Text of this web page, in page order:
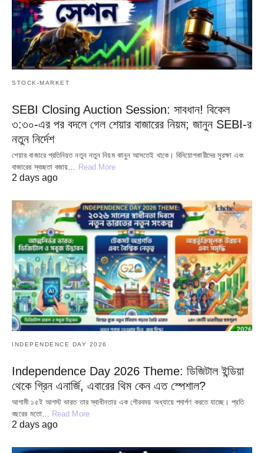
STOCK-MARKET
SEBI Closing Auction Session: সাবধান! বিকেল
৩:৩০-এর পর বদলে গেল শেয়ার বাজারের নিয়ম; জানুন SEBI-র
নতুন নির্দেশ
শেয়ার বাজারে প্রতিনিয়ত নতুন নতুন নিয়ম কানুন আসতেই থাকে। বিনিয়োগকারীদের সুরক্ষা এবং
বাজারের স্বচ্ছতা বজায়… Read More
2 days ago
INDEPENDENCE DAY 2026
Independence Day 2026 Theme: ডিজিটাল ইন্ডিয়া
থেকে গ্রিন এনার্জি, এবারের থিম কেন এত স্পেশাল?
আগামী ১৫ই আগস্ট ভারত তার স্বাধীনতার এক গৌরবময় অধ্যায়ে পদার্পণ করতে যাচ্ছে। প্রতি
বছরের মতো…
Read More
2 days ago